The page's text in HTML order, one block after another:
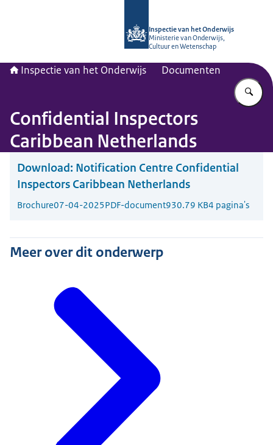
Inspectie van het Onderwijs
Ministerie van Onderwijs,
Cultuur en Wetenschap
Inspectie van het Onderwijs Documenten
Confidential Inspectors
Caribbean Netherlands
Download: Notification Centre Confidential
Inspectors Caribbean Netherlands
Brochure07-04-2025PDF-document930.79 KB4 pagina's
Meer over dit onderwerp